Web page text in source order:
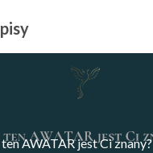
AWATAR jest Ci znany?